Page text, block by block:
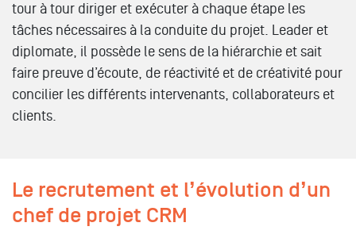
tour à tour diriger et exécuter à chaque étape les
tâches nécessaires à la conduite du projet. Leader et
diplomate, il possède le sens de la hiérarchie et sait
faire preuve d’écoute, de réactivité et de créativité pour
concilier les différents intervenants, collaborateurs et
clients.
Le recrutement et l’évolution d’un
chef de projet CRM